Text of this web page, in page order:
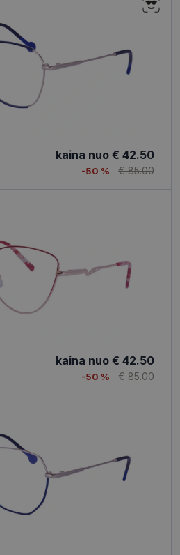
kaina nuo € 42.50
-50 % € 85.00
kaina nuo € 42.50
-50 % € 85.00